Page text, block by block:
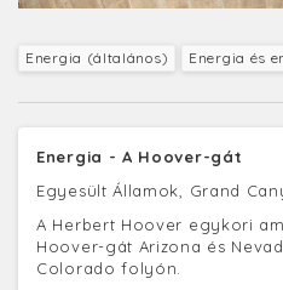
Energia (általános) Energia és
Energia - A Hoover-gát
Egyesült Államok, Grand
A Herbert Hoover egykori
Hoover-gát Arizona és
Colorado folyón.